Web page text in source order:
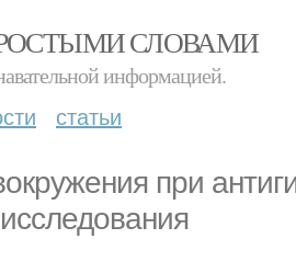
СЛОВАМИ
информацией.
статьи
при